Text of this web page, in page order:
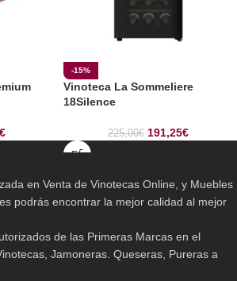
-15%
Vinoteca La Sommeliere
18Silence
225,00€ 191,25€
en Venta de Vinotecas Online, y Muebles
podrás encontrar la mejor calidad al mejor
de las Primeras Marcas en el
Jamoneras. Queseras, Pureras a